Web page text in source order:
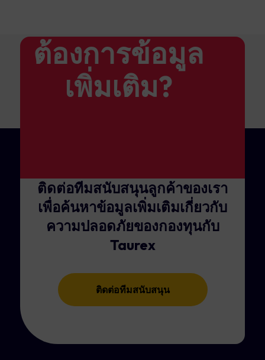
ต้องการข้อมูล
เพิ่มเติม?
ติดต่อทีมสนับสนุนลูกค้าของเรา
เพื่อค้นหาข้อมูลเพิ่มเติมเกี่ยวกับ
ความปลอดภัยของกองทุนกับ
Taurex
ติดต่อทีมสนับสนุน